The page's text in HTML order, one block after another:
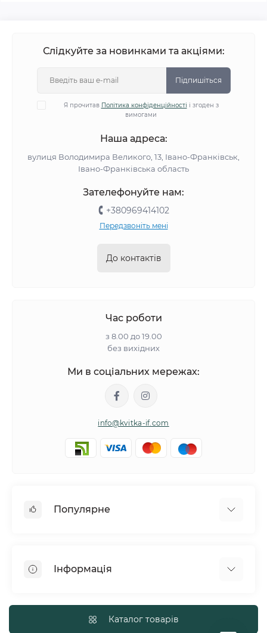
Слідкуйте за новинками та акціями:
Підпишіться
Я прочитав Політика конфіденційності і згоден з
вимогами
Наша адреса:
вулиця Володимира Великого, 13, Івано-Франківськ,
Івано-Франківська область
Зателефонуйте нам:
+380969414102
Передзвоніть мені
До контактів
Час роботи
з 8.00 до 19.00
без вихідних
Ми в соціальних мережах:
info@kvitka-if.com
Популярне
Вазони
Кошики з квітів
Повітряні кульки
Інформація
Каталог товарів